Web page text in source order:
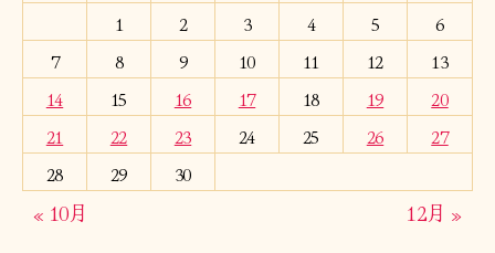
1
2 3 4 5
6
7
8 9 10 11 12
13
14
15 16 17 18 19
20
21
22 23 24 25 26
27
28
29 30
« 10月 12月 »